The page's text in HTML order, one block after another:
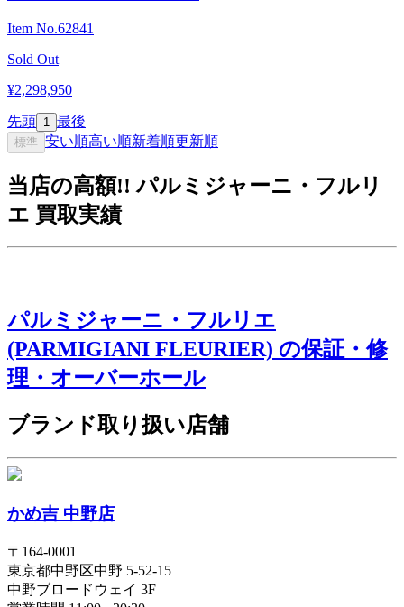
Item No.62841
Sold Out
¥2,298,950
先頭 1 最後
標準 安い順高い順新着順更新順
当店の高額!! パルミジャーニ・フルリ
エ 買取実績
パルミジャーニ・フルリエ
(PARMIGIANI FLEURIER) の保証・修
理・オーバーホール
ブランド取り扱い店舗
かめ吉 中野店
〒 164-0001
東京都中野区中野 5-52-15
中野ブロードウェイ 3F